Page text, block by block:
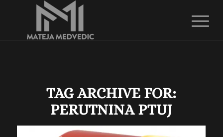
TAG ARCHIVE FOR:
PERUTNINA PTUJ